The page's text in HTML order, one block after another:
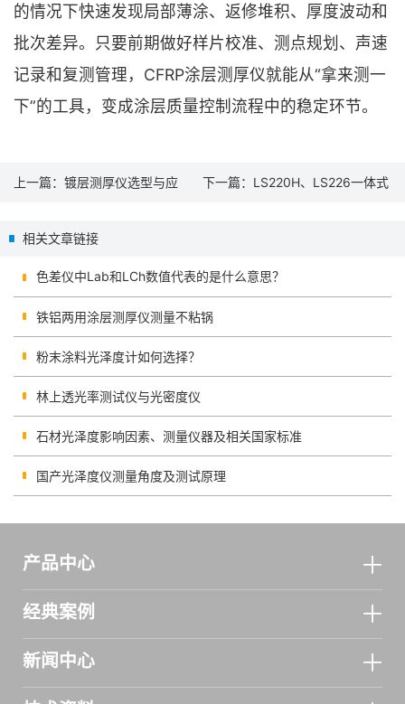
的情况下快速发现局部薄涂、返修堆积、厚度波动和
批次差异。只要前期做好样片校准、测点规划、声速
记录和复测管理，CFRP涂层测厚仪就能从“拿来测一
下”的工具，变成涂层质量控制流程中的稳定环节。
上一篇： 镀层测厚仪选型与应 下一篇： LS220H、LS226一体式
相关文章链接
色差仪中Lab和LCh数值代表的是什么意思？
铁铝两用涂层测厚仪测量不粘锅
粉末涂料光泽度计如何选择？
林上透光率测试仪与光密度仪
石材光泽度影响因素、测量仪器及相关国家标准
国产光泽度仪测量角度及测试原理
产品中心
经典案例
新闻中心